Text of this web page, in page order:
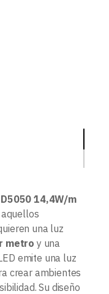
14,4W/m
una luz
metro y una
emite una luz
crear ambientes
Su diseño